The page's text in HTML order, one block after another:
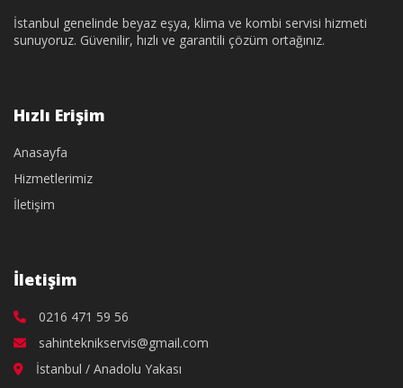
İstanbul genelinde beyaz eşya, klima ve kombi servisi hizmeti
sunuyoruz. Güvenilir, hızlı ve garantili çözüm ortağınız.
Hızlı Erişim
Anasayfa
Hizmetlerimiz
İletişim
İletişim
0216 471 59 56
sahinteknikservis@gmail.com
İstanbul / Anadolu Yakası